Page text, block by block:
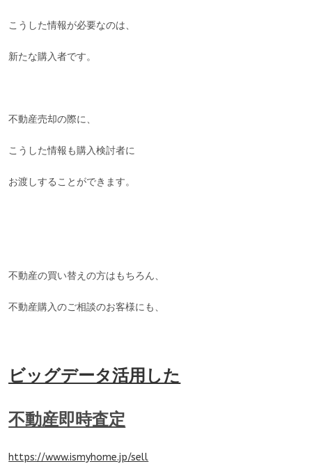
こうした情報が必要なのは、
新たな購入者です。
不動産売却の際に、
こうした情報も購入検討者に
お渡しすることができます。
不動産の買い替えの方はもちろん、
不動産購入のご相談のお客様にも、
ビッグデータ活用した
不動産即時査定
https://www.ismyhome.jp/sell